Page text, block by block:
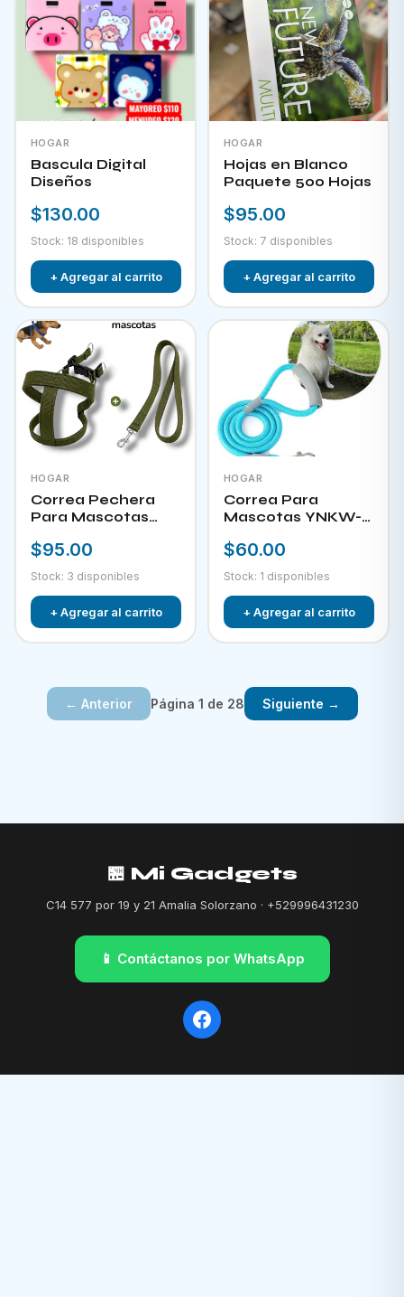
HOGAR
Bascula Digital
Diseños
$130.00
Stock: 18 disponibles
+ Agregar al carrito
HOGAR
Hojas en Blanco
Paquete 500 Hojas
$95.00
Stock: 7 disponibles
+ Agregar al carrito
HOGAR
Correa Pechera
Para Mascotas
$95.00
Stock: 3 disponibles
+ Agregar al carrito
HOGAR
Correa Para
Mascotas YNKW-
$60.00
Stock: 1 disponibles
+ Agregar al carrito
← Anterior Página 1 de 28 Siguiente →
🏪 Mi Gadgets
C14 577 por 19 y 21 Amalia Solorzano · +529996431230
📱 Contáctanos por WhatsApp